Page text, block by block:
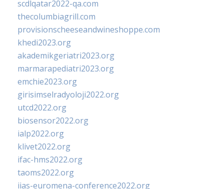
scdlqatar2022-qa.com
thecolumbiagrill.com
provisionscheeseandwineshoppe.com
khedi2023.org
akademikgeriatri2023.org
marmarapediatri2023.org
emchie2023.org
girisimselradyoloji2022.org
utcd2022.org
biosensor2022.org
ialp2022.org
klivet2022.org
ifac-hms2022.org
taoms2022.org
iias-euromena-conference2022.org